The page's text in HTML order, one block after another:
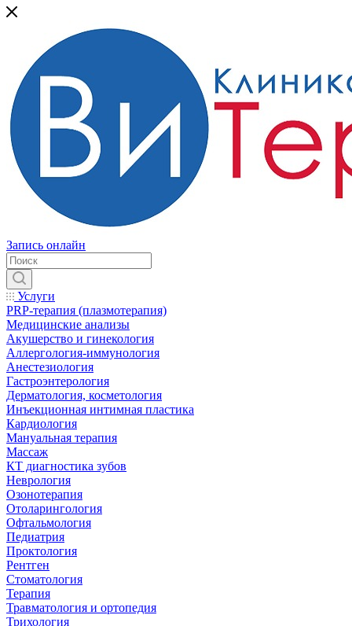
Запись онлайн
Услуги
PRP-терапия (плазмотерапия)
Медицинские анализы
Акушерство и гинекология
Аллергология-иммунология
Анестезиология
Гастроэнтерология
Дерматология, косметология
Инъекционная интимная пластика
Кардиология
Мануальная терапия
Массаж
КТ диагностика зубов
Неврология
Озонотерапия
Отоларингология
Офтальмология
Педиатрия
Проктология
Рентген
Стоматология
Терапия
Травматология и ортопедия
Трихология